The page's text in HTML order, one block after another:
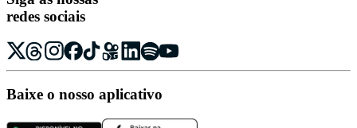
redes sociais
Baixe o nosso aplicativo